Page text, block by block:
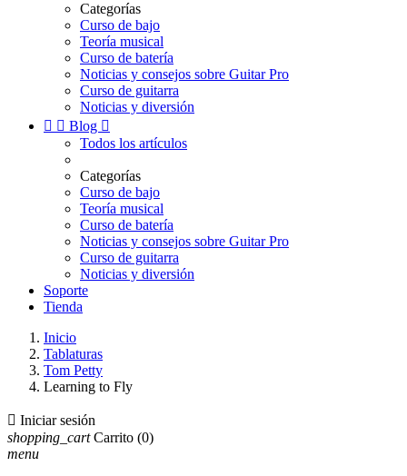
Categorías
Curso de bajo
Teoría musical
Curso de batería
Noticias y consejos sobre Guitar Pro
Curso de guitarra
Noticias y diversión
  Blog 
Todos los artículos
Categorías
Curso de bajo
Teoría musical
Curso de batería
Noticias y consejos sobre Guitar Pro
Curso de guitarra
Noticias y diversión
Soporte
Tienda
Inicio
Tablaturas
Tom Petty
Learning to Fly
 Iniciar sesión
shopping_cart Carrito (0)
menu